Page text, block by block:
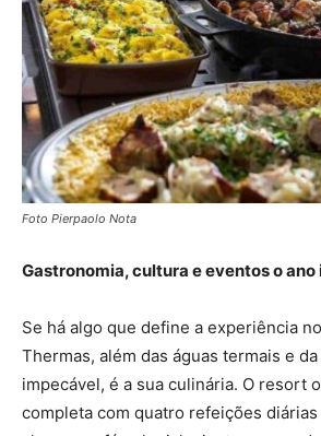
Foto Pierpaolo Nota
Gastronomia, cultura e eventos o
Se há algo que define a experiência
Thermas, além das águas termais e
impecável, é a sua culinária. O resort
completa com quatro refeições